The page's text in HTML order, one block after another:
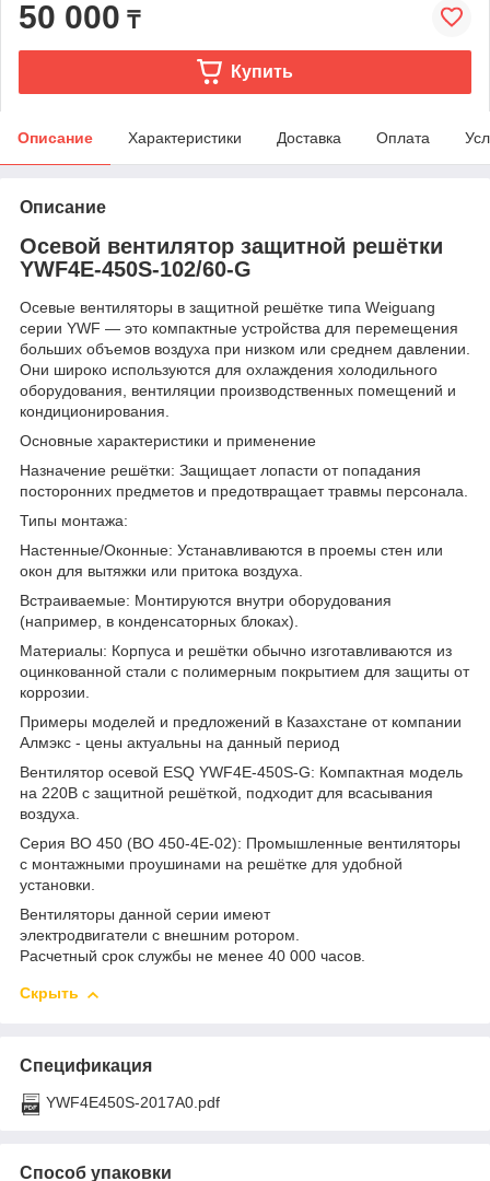
50 000 ₸
Купить
Описание Характеристики Доставка Оплата
Описание
Осевой вентилятор защитной решётки
YWF4E-450S-102/60-G
Осевые вентиляторы в защитной решётке типа Weiguang
серии YWF — это компактные устройства для перемещения
больших объемов воздуха при низком или среднем давлении.
Они широко используются для охлаждения холодильного
оборудования, вентиляции производственных помещений и
кондиционирования.
Основные характеристики и применение
Назначение решётки: Защищает лопасти от попадания
посторонних предметов и предотвращает травмы персонала.
Типы монтажа:
Настенные/Оконные: Устанавливаются в проемы стен или
окон для вытяжки или притока воздуха.
Встраиваемые: Монтируются внутри оборудования
(например, в конденсаторных блоках).
Материалы: Корпуса и решётки обычно изготавливаются из
оцинкованной стали с полимерным покрытием для защиты от
коррозии.
Примеры моделей и предложений в Казахстане от компании
Алмэкс - цены актуальны на данный период
Вентилятор осевой ESQ YWF4E-450S-G: Компактная модель
на 220В с защитной решёткой, подходит для всасывания
воздуха.
Серия ВО 450 (ВО 450-4Е-02): Промышленные вентиляторы
с монтажными проушинами на решётке для удобной
установки.
Вентиляторы данной серии имеют
электродвигатели с внешним ротором.
Расчетный срок службы не менее 40 000 часов.
Скрыть
Спецификация
YWF4E450S-2017A0.pdf
Способ упаковки